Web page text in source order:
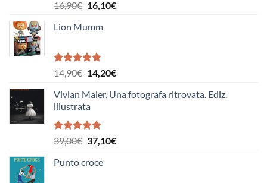
Valutato
5.00
16,90€ Il
originale
16,90€.
16,10€Il
Lion Mumm
Valutato
5.00
14,90€ Il
originale
era:
14,90€.
14,20€Il
attuale
Vivian Maier. Una fotografa ritrovata. Ediz.
illustrata
Valutato
5.00
39,00€ Il
originale
37,10€Il
Punto croce